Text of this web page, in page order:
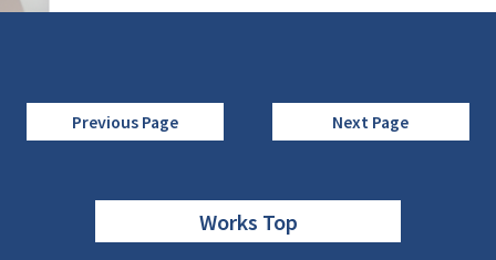
Previous Page Next Page
Works Top